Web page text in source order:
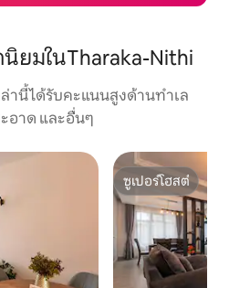
มในTharaka-Nithi
านี้ได้รับคะแนนสูงด้านทำเล
อาด และอื่นๆ
ซูเปอร์โฮสต์
ซูเปอร์โฮสต์